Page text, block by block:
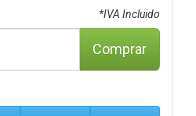
*IVA Incluido
Comprar